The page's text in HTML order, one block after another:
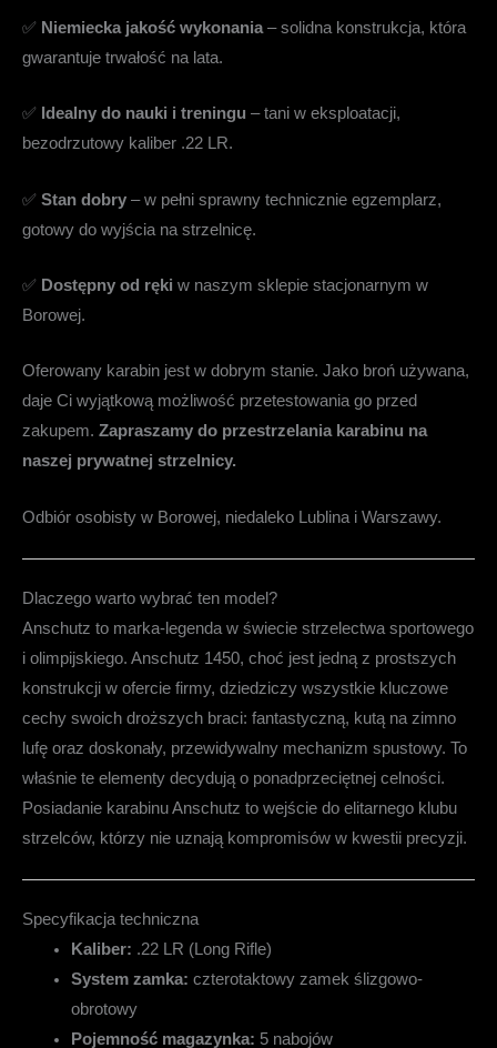
✅ Niemiecka jakość wykonania – solidna konstrukcja, która
gwarantuje trwałość na lata.
✅ Idealny do nauki i treningu – tani w eksploatacji,
bezodrzutowy kaliber .22 LR.
✅ Stan dobry – w pełni sprawny technicznie egzemplarz,
gotowy do wyjścia na strzelnicę.
✅ Dostępny od ręki w naszym sklepie stacjonarnym w
Borowej.
Oferowany karabin jest w dobrym stanie. Jako broń używana,
daje Ci wyjątkową możliwość przetestowania go przed
zakupem. Zapraszamy do przestrzelania karabinu na
naszej prywatnej strzelnicy.
Odbiór osobisty w Borowej, niedaleko Lublina i Warszawy.
Dlaczego warto wybrać ten model?
Anschutz to marka-legenda w świecie strzelectwa sportowego
i olimpijskiego. Anschutz 1450, choć jest jedną z prostszych
konstrukcji w ofercie firmy, dziedziczy wszystkie kluczowe
cechy swoich droższych braci: fantastyczną, kutą na zimno
lufę oraz doskonały, przewidywalny mechanizm spustowy. To
właśnie te elementy decydują o ponadprzeciętnej celności.
Posiadanie karabinu Anschutz to wejście do elitarnego klubu
strzelców, którzy nie uznają kompromisów w kwestii precyzji.
Specyfikacja techniczna
Kaliber: .22 LR (Long Rifle)
System zamka: czterotaktowy zamek ślizgowo-
obrotowy
Pojemność magazynka: 5 nabojów